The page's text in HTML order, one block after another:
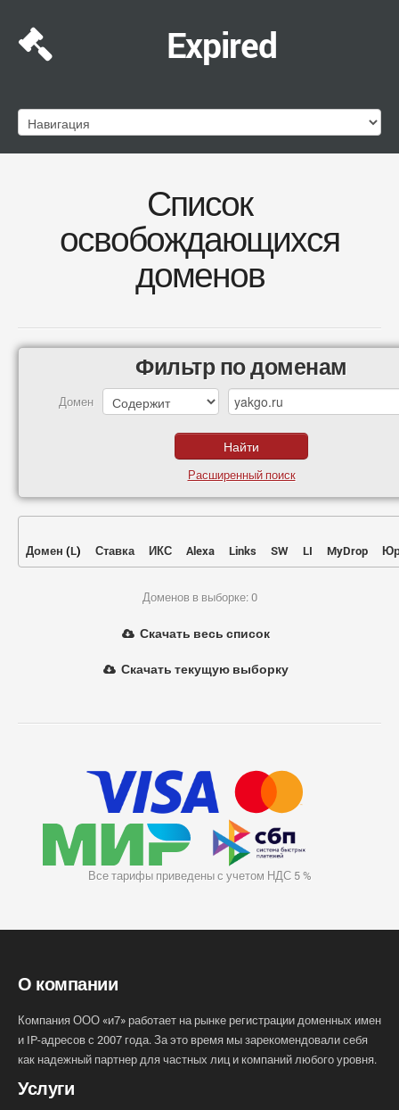
Expired
Список
освобождающихся
доменов
Фильтр по доменам
Домен
Расширенный поиск
Домен (L) Ставка ИКС Alexa Links SW LI MyDrop
Доменов в выборке: 0
Скачать весь список
Скачать текущую выборку
Все тарифы приведены с учетом НДС 5 %
О компании
Компания ООО «и7» работает на рынке регистрации доменных имен
и IP-адресов с 2007 года. За это время мы зарекомендовали себя
как надежный партнер для частных лиц и компаний любого уровня.
Услуги